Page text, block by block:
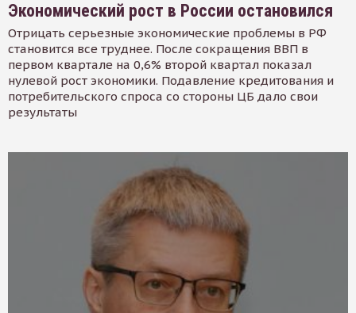
Экономический рост в России остановился
Отрицать серьезные экономические проблемы в РФ
становится все труднее. После сокращения ВВП в
первом квартале на 0,6% второй квартал показал
нулевой рост экономики. Подавление кредитования и
потребительского спроса со стороны ЦБ дало свои
результаты